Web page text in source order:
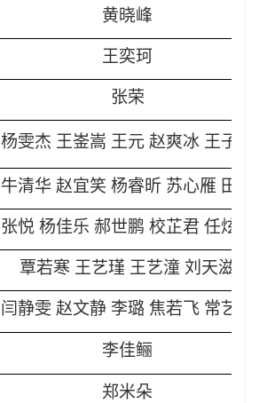
黄晓峰
王奕珂
张荣
杨雯杰 王崟嵩 王元 赵爽冰 王子怡
牛清华 赵宜笑 杨睿昕 苏心雁 田颖
张悦 杨佳乐 郝世鹏 校芷君 任炫搏
覃若寒 王艺瑾 王艺潼 刘天滋
闫静雯 赵文静 李璐 焦若飞 常艺潇
李佳鲡
郑米朵